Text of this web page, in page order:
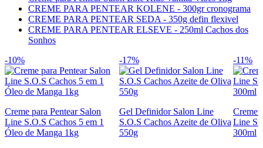
CREME PARA PENTEAR KOLENE - 300gr cronograma
CREME PARA PENTEAR SEDA - 350g defin flexivel
CREME PARA PENTEAR ELSEVE - 250ml Cachos dos
Sonhos
-10%
Creme para Pentear Salon
Line S.O.S Cachos 5 em 1
Óleo de Manga 1kg
-17%
Gel Definidor Salon Line
S.O.S Cachos Azeite de Oliva
550g
-11%
Creme
Line
300ml